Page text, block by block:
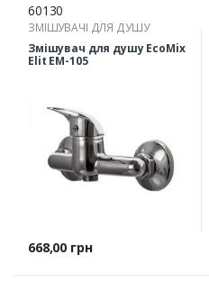
60130
ЗМІШУВАЧІ ДЛЯ ДУШУ
Змішувач для душу EcoMix
Elit EM-105
Ціна
668,00 грн